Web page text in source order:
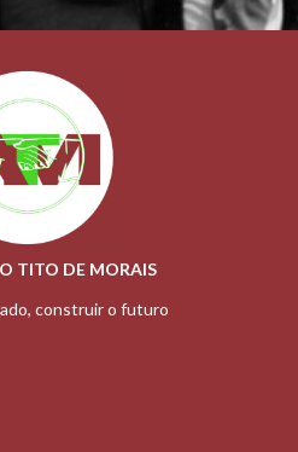
TITO DE MORAIS
construir o futuro